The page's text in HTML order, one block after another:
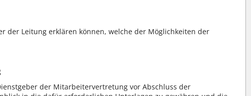
der Leitung erklären können, welche der Möglichkeiten der
der Mitarbeitervertretung vor Abschluss der